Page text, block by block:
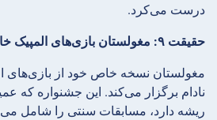
درست می‌کرد.
حقیقت ۹: مغولستان بازی‌های المپیک خاص خود را دارد
مغولستان نسخه خاص خود از بازی‌های
نادام برگزار می‌کند. این جشنواره که
ریشه دارد، مسابقات سنتی را شامل